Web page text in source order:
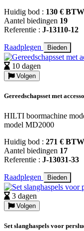
Huidig bod : 130 €
Aantel biedingen 19
Referentie : J-13110-12
Raadplegen Bieden
10 dagen
Volgen
Gereedschapsset met
HILTI boormachine
model MD2000
Huidig bod : 271 €
Aantel biedingen 17
Referentie : J-13031-33
Raadplegen Bieden
3 dagen
Volgen
Set slanghaspels voor